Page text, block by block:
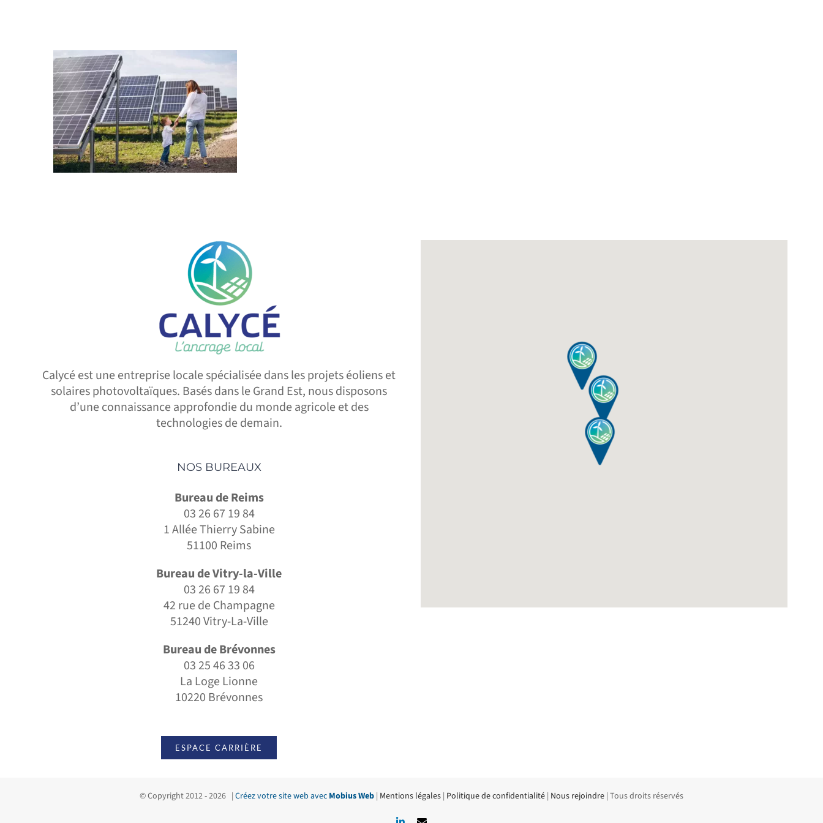
Calycé est une entreprise locale spécialisée dans les projets éoliens et
solaires photovoltaïques. Basés dans le Grand Est, nous disposons
d’une connaissance approfondie du monde agricole et des
technologies de demain.
NOS BUREAUX
Bureau de Reims
03 26 67 19 84
1 Allée Thierry Sabine
51100 Reims
Bureau de Vitry-la-Ville
03 26 67 19 84
42 rue de Champagne
51240 Vitry-La-Ville
Bureau de Brévonnes
03 25 46 33 06
La Loge Lionne
10220 Brévonnes
ESPACE CARRIÈRE
© Copyright 2012 -2026 | Créez votre site web avec Mobius Web | Mentions légales | Politique de confidentialité | Nous rejoindre | Tous droits réservés